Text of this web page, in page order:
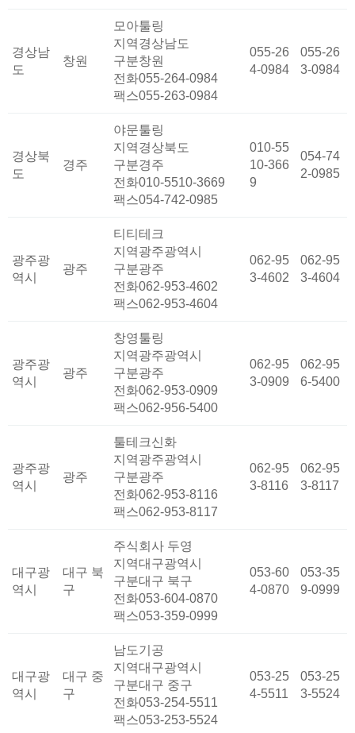
경상남
도
창원
모아툴링
지역경상남도
구분창원
전화055-264-0984
팩스055-263-0984
055-26
4-0984
055-26
3-0984
경상북
도
경주
야문툴링
지역경상북도
구분경주
전화010-5510-3669
팩스054-742-0985
010-55
10-366
9
054-74
2-0985
광주광
역시
광주
티티테크
지역광주광역시
구분광주
전화062-953-4602
팩스062-953-4604
062-95
3-4602
062-95
3-4604
광주광
역시
광주
창영툴링
지역광주광역시
구분광주
전화062-953-0909
팩스062-956-5400
062-95
3-0909
062-95
6-5400
광주광
역시
광주
툴테크신화
지역광주광역시
구분광주
전화062-953-8116
팩스062-953-8117
062-95
3-8116
062-95
3-8117
대구광
역시
대구 북
구
주식회사 두영
지역대구광역시
구분대구 북구
전화053-604-0870
팩스053-359-0999
053-60
4-0870
053-35
9-0999
대구광
역시
대구 중
구
남도기공
지역대구광역시
구분대구 중구
전화053-254-5511
팩스053-253-5524
053-25
4-5511
053-25
3-5524